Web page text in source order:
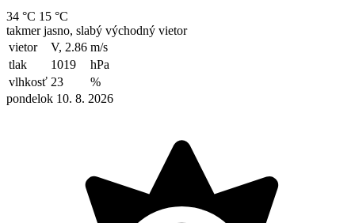
34 °C 15 °C
takmer jasno, slabý východný vietor
vietor
V, 2.86 m/s
tlak
1019
hPa
vlhkosť 23
%
pondelok 10. 8. 2026